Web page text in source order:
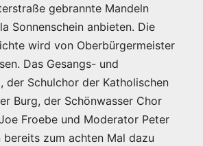
gebrannte Mandeln
Sonnenschein anbieten. Die
wird von Oberbürgermeister
Das Gesangs- und
der Schulchor der Katholischen
Burg, der Schönwasser Chor
Froebe und Moderator Peter
zum achten Mal dazu